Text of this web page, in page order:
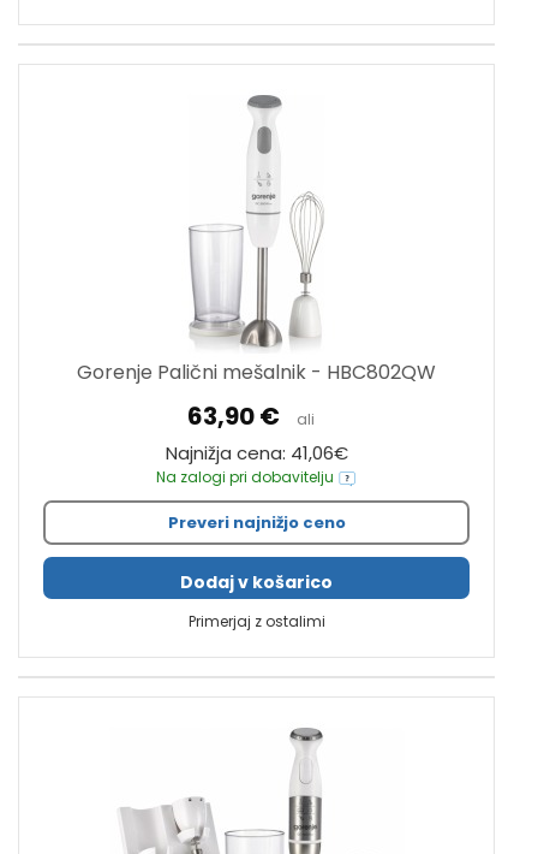
Gorenje Palični mešalnik - HBC802QW
63,90 € ali
Najnižja cena: 41,06€
Na zalogi pri dobavitelju
Preveri najnižjo ceno
Dodaj v košarico
Primerjaj z ostalimi